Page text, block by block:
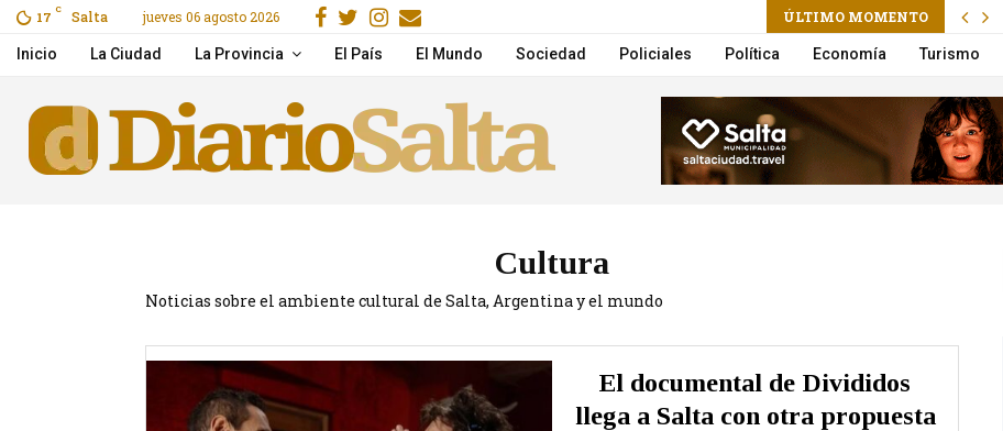
17 C Salta jueves 06 agosto 2026 ÚLTIMO MOMENTO
un choque en Cerrillos Pichetto aseguró que Victoria Villarruel será candidata a presidenta
Facebook
Gorjeo
Instagram
Email
Inicio La Ciudad La Provincia El País El Mundo Sociedad Policiales Política Economía Turismo
Cultura
Noticias sobre el ambiente cultural de Salta, Argentina y el mundo
El documental de Divididos
llega a Salta con otra propuesta